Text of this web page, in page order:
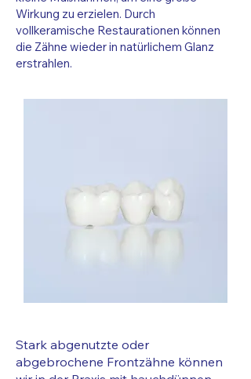
Wirkung zu erzielen. Durch
vollkeramische Restaurationen können
die Zähne wieder in natürlichem Glanz
erstrahlen.
Stark abgenutzte oder
abgebrochene Frontzähne können